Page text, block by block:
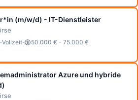
(m/w/d) - IT-Dienstleister
·Vollzeit·
50.000 € - 75.000 €
Azure und hybride